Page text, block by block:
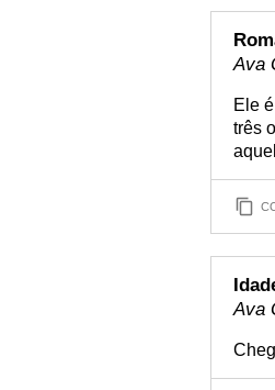
Ava
Ele
três
Ava